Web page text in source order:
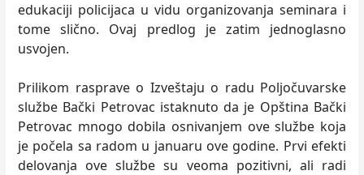
edukaciji policijaca u vidu organizovanja seminara i
tome slično. Ovaj predlog je zatim jednoglasno
usvojen.
Prilikom rasprave o Izveštaju o radu Poljočuvarske
službe Bački Petrovac istaknuto da je Opština Bački
Petrovac mnogo dobila osnivanjem ove službe koja
je počela sa radom u januaru ove godine. Prvi efekti
delovanja ove službe su veoma pozitivni, ali radi